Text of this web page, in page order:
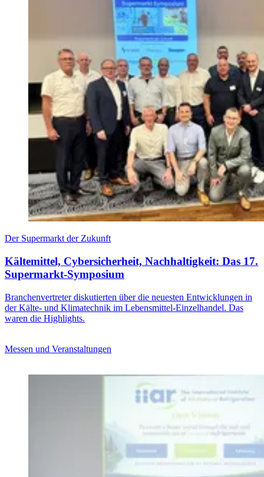
Der Supermarkt der Zukunft
Kältemittel, Cybersicherheit, Nachhaltigkeit: Das 17.
Supermarkt-Symposium
Branchenvertreter diskutierten über die neuesten Entwicklungen in
der Kälte- und Klimatechnik im Lebensmittel-Einzelhandel. Das
waren die Highlights.
Messen und Veranstaltungen